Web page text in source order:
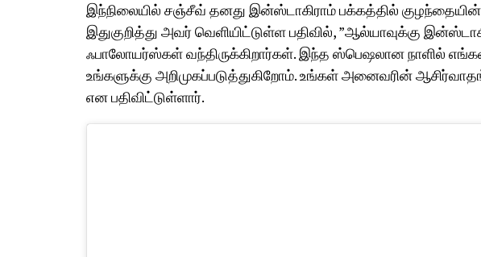
இந்நிலையில் சஞ்சீவ் தனது இன்ஸ்டாகிராம் பக்கத்தில்
இதுகுறித்து அவர் வெளியிட்டுள்ள பதிவில், ”ஆல்யாவுக்கு
ஃபாலோயர்ஸ்கள் வந்திருக்கிறார்கள். இந்த ஸ்பெஷலான நாளில்
உங்களுக்கு அறிமுகப்படுத்துகிறோம். உங்கள் அனைவரின்
என பதிவிட்டுள்ளார்.